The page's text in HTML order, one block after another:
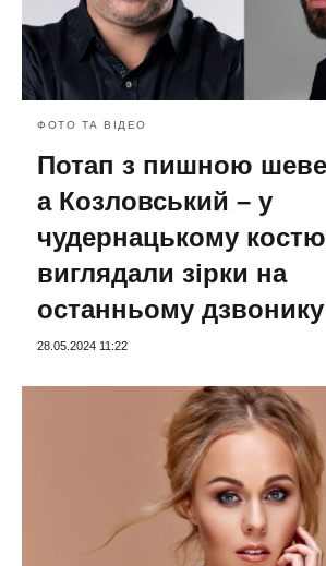
ФОТО ТА ВІДЕО
Потап з пишною
а Козловський – у
чудернацькому
виглядали зірки на
останньому дзвонику
28.05.2024 11:22